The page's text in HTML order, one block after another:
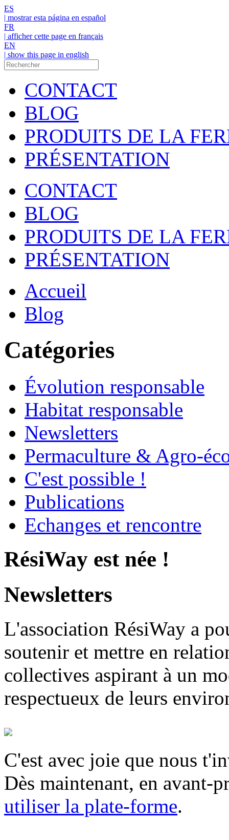
ES
| mostrar esta página en español
FR
| afficher cette page en français
EN
| show this page in english
CONTACT
BLOG
PRODUITS DE LA
PRÉSENTATION
CONTACT
BLOG
PRODUITS DE LA
PRÉSENTATION
Accueil
Blog
Catégories
Évolution responsable
Habitat responsable
Newsletters
Permaculture & Agro-
C'est possible !
Publications
Echanges et rencontre
RésiWay est née !
Newsletters
L'association RésiWay a
soutenir et mettre en
collectives aspirant à un
respectueux de leurs
C'est avec joie que nous
Dès maintenant, en avant-
utiliser la plate-forme.